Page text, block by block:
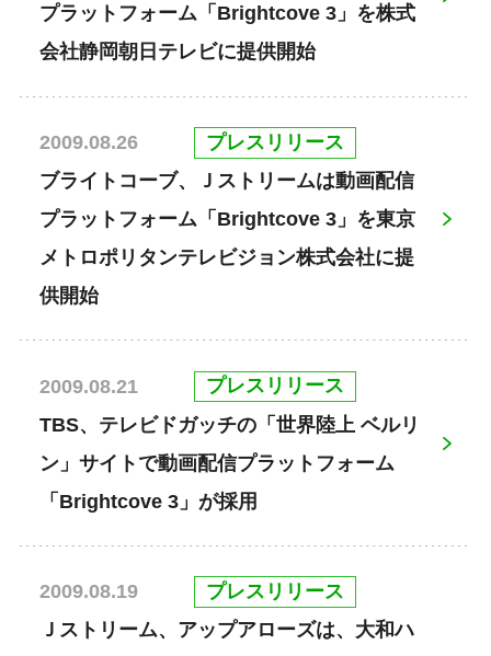
プラットフォーム「Brightcove 3」を株式
会社静岡朝日テレビに提供開始
2009.08.26
プレスリリース
ブライトコーブ、Ｊストリームは動画配信
プラットフォーム「Brightcove 3」を東京
メトロポリタンテレビジョン株式会社に提
供開始
2009.08.21
プレスリリース
TBS、テレビドガッチの「世界陸上 ベルリ
ン」サイトで動画配信プラットフォーム
「Brightcove 3」が採用
2009.08.19
プレスリリース
Ｊストリーム、アップアローズは、大和ハ